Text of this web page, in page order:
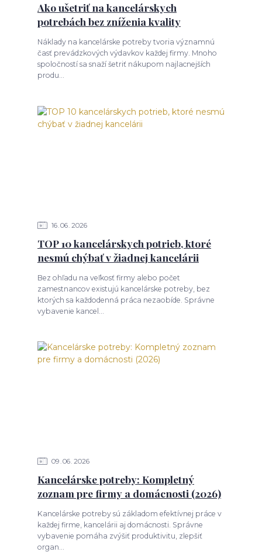
Ako ušetriť na kancelárskych
potrebách bez zníženia kvality
Náklady na kancelárske potreby tvoria významnú
časť prevádzkových výdavkov každej firmy. Mnoho
spoločností sa snaží šetriť nákupom najlacnejších
produ...
16 06 2026
TOP 10 kancelárskych potrieb, ktoré
nesmú chýbať v žiadnej kancelárii
Bez ohľadu na veľkosť firmy alebo počet
zamestnancov existujú kancelárske potreby, bez
ktorých sa každodenná práca nezaobíde. Správne
vybavenie kancel...
09 06 2026
Kancelárske potreby: Kompletný
zoznam pre firmy a domácnosti (2026)
Kancelárske potreby sú základom efektívnej práce v
každej firme, kancelárii aj domácnosti. Správne
vybavenie pomáha zvýšiť produktivitu, zlepšiť
organ...